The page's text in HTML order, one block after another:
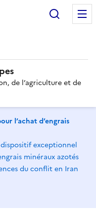
de l’agriculture et de
l’achat d’engrais
exceptionnel
minéraux azotés
du conflit en Iran